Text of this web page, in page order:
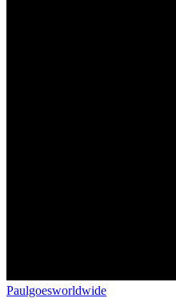
Paulgoesworldwide